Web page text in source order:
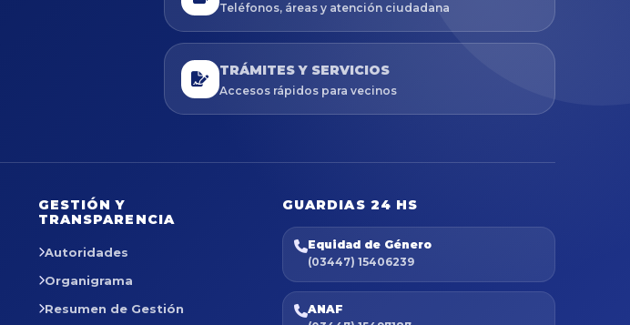
Teléfonos, áreas y atención ciudadana
TRÁMITES Y SERVICIOS
Accesos rápidos para vecinos
GESTIÓN Y
TRANSPARENCIA
Autoridades
Organigrama
Resumen de Gestión
GUARDIAS 24 HS
Equidad de Género
(03447) 15406239
ANAF